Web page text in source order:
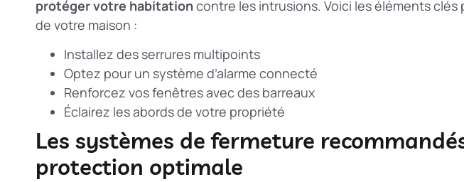
protéger votre habitationcontre les intrusions. Voici les éléments
de votre maison :
Installez des serrures multipoints
Optez pour un système d’alarme connecté
Renforcez vos fenêtres avec des barreaux
Éclairez les abords de votre propriété
Les systèmes de fermeture
protection optimale